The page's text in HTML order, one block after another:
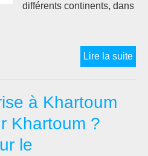
différents continents, dans
Lire la suite
(Al
à Khartoum
Khartoum ?
le